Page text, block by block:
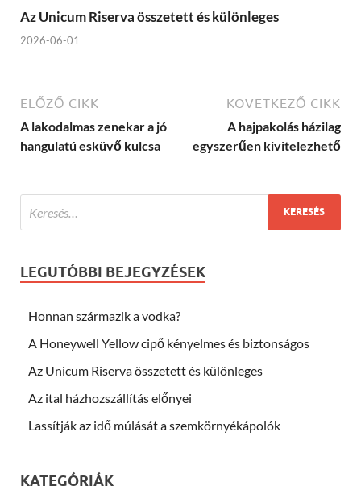
Az Unicum Riserva összetett és különleges
2026-06-01
ELŐZŐ CIKK
A lakodalmas zenekar a jó
hangulatú esküvő kulcsa
KÖVETKEZŐ CIKK
A hajpakolás házilag
egyszerűen kivitelezhető
LEGUTÓBBI BEJEGYZÉSEK
Honnan származik a vodka?
A Honeywell Yellow cipő kényelmes és biztonságos
Az Unicum Riserva összetett és különleges
Az ital házhozszállítás előnyei
Lassítják az idő múlását a szemkörnyékápolók
KATEGÓRIÁK